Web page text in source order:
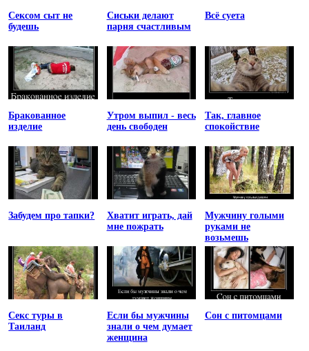
Сексом сыт не
будешь
Сиськи делают
парня счастливым
Всё суета
Бракованное
изделие
Утром выпил - весь
день свободен
Так, главное
спокойствие
Забудем про тапки?
Хватит играть, дай
мне пожрать
Мужчину голыми
руками не
возьмешь
Секс туры в
Таиланд
Если бы мужчины
знали о чем думает
женщина
Сон с питомцами